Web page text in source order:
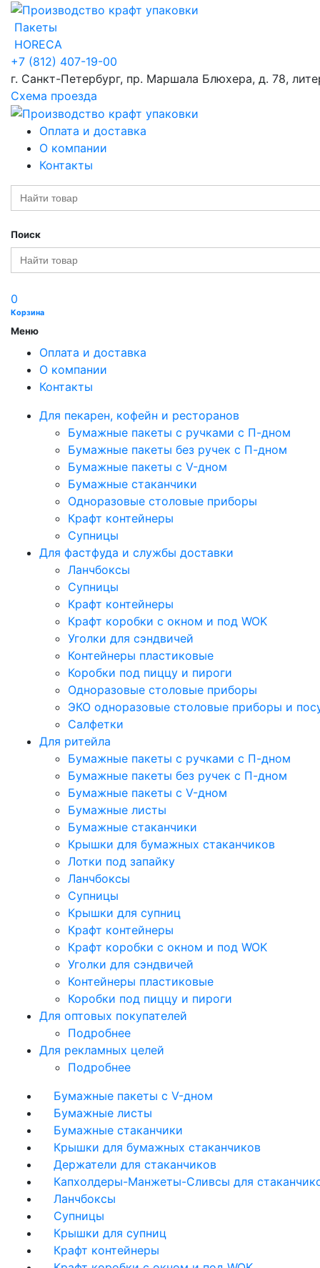
Пакеты
HORECA
+7 (812) 407-19-00
г. Санкт-Петербург, пр. Маршала Блюхера, д. 78,
Схема проезда
Оплата и доставка
О компании
Контакты
Search
for:
Поиск
Search
for:
0
Корзина
Меню
Оплата и доставка
О компании
Контакты
Для пекарен, кофейн и ресторанов
Бумажные пакеты с ручками с П-дном
Бумажные пакеты без ручек с П-дном
Бумажные пакеты с V-дном
Бумажные стаканчики
Одноразовые столовые приборы
Крафт контейнеры
Супницы
Для фастфуда и службы доставки
Ланчбоксы
Супницы
Крафт контейнеры
Крафт коробки с окном и под WOK
Уголки для сэндвичей
Контейнеры пластиковые
Коробки под пиццу и пироги
Одноразовые столовые приборы
ЭКО одноразовые столовые приборы и
Салфетки
Для ритейла
Бумажные пакеты с ручками с П-дном
Бумажные пакеты без ручек с П-дном
Бумажные пакеты с V-дном
Бумажные листы
Бумажные стаканчики
Крышки для бумажных стаканчиков
Лотки под запайку
Ланчбоксы
Супницы
Крышки для супниц
Крафт контейнеры
Крафт коробки с окном и под WOK
Уголки для сэндвичей
Контейнеры пластиковые
Коробки под пиццу и пироги
Для оптовых покупателей
Подробнее
Для рекламных целей
Подробнее
Бумажные пакеты с V-дном
Бумажные листы
Бумажные стаканчики
Крышки для бумажных стаканчиков
Держатели для стаканчиков
Капхолдеры-Манжеты-Сливсы для
Ланчбоксы
Супницы
Крышки для супниц
Крафт контейнеры